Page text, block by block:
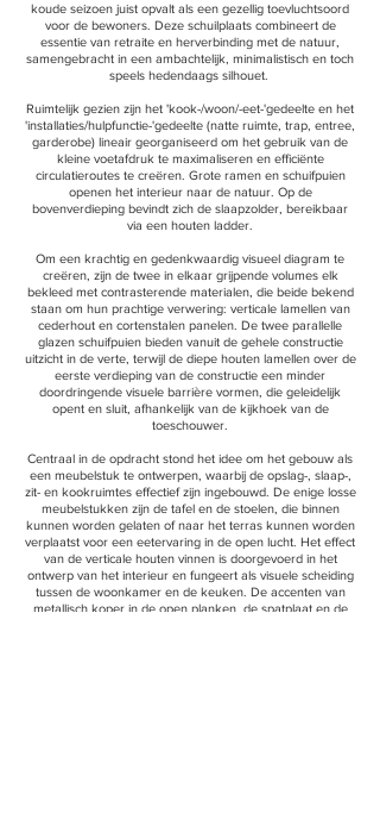
koude seizoen juist opvalt als een gezellig toevluchtsoord
voor de bewoners. Deze schuilplaats combineert de
essentie van retraite en herverbinding met de natuur,
samengebracht in een ambachtelijk, minimalistisch en toch
speels hedendaags silhouet.
Ruimtelijk gezien zijn het 'kook-/woon/-eet-'gedeelte en het
'installaties/hulpfunctie-'gedeelte (natte ruimte, trap, entree,
garderobe) lineair georganiseerd om het gebruik van de
kleine voetafdruk te maximaliseren en efficiënte
circulatieroutes te creëren. Grote ramen en schuifpuien
openen het interieur naar de natuur. Op de
bovenverdieping bevindt zich de slaapzolder, bereikbaar
via een houten ladder.
Om een krachtig en gedenkwaardig visueel diagram te
creëren, zijn de twee in elkaar grijpende volumes elk
bekleed met contrasterende materialen, die beide bekend
staan om hun prachtige verwering: verticale lamellen van
cederhout en cortenstalen panelen. De twee parallelle
glazen schuifpuien bieden vanuit de gehele constructie
uitzicht in de verte, terwijl de diepe houten lamellen over de
eerste verdieping van de constructie een minder
doordringende visuele barrière vormen, die geleidelijk
opent en sluit, afhankelijk van de kijkhoek van de
toeschouwer.
Centraal in de opdracht stond het idee om het gebouw als
een meubelstuk te ontwerpen, waarbij de opslag-, slaap-,
zit- en kookruimtes effectief zijn ingebouwd. De enige losse
meubelstukken zijn de tafel en de stoelen, die binnen
kunnen worden gelaten of naar het terras kunnen worden
verplaatst voor een eetervaring in de open lucht. Het effect
van de verticale houten vinnen is doorgevoerd in het
ontwerp van het interieur en fungeert als visuele scheiding
tussen de woonkamer en de keuken. De accenten van
metallisch koper in de open planken, de spatplaat en de